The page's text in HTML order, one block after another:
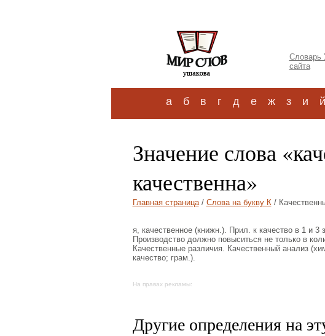
Словарь
сайта
а б в г д е ж з и й
Значение слова
качественна»
Главная страница/ Слова на букву К/
я, качественное (книжн.). Прил. к качество в 1 и 3
Производство должно повыситься не только в
Качественные различия. Качественный анализ
качество; грам.).
На правах рекламы:
Другие определения на